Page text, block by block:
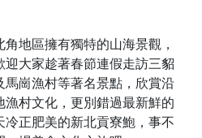
地區擁有獨特的山海景觀，
大家趁著春節連假走訪三貂
崗漁村等著名景點，欣賞沿
村文化，更別錯過最新鮮的
正肥美的新北貢寮鮑，事不